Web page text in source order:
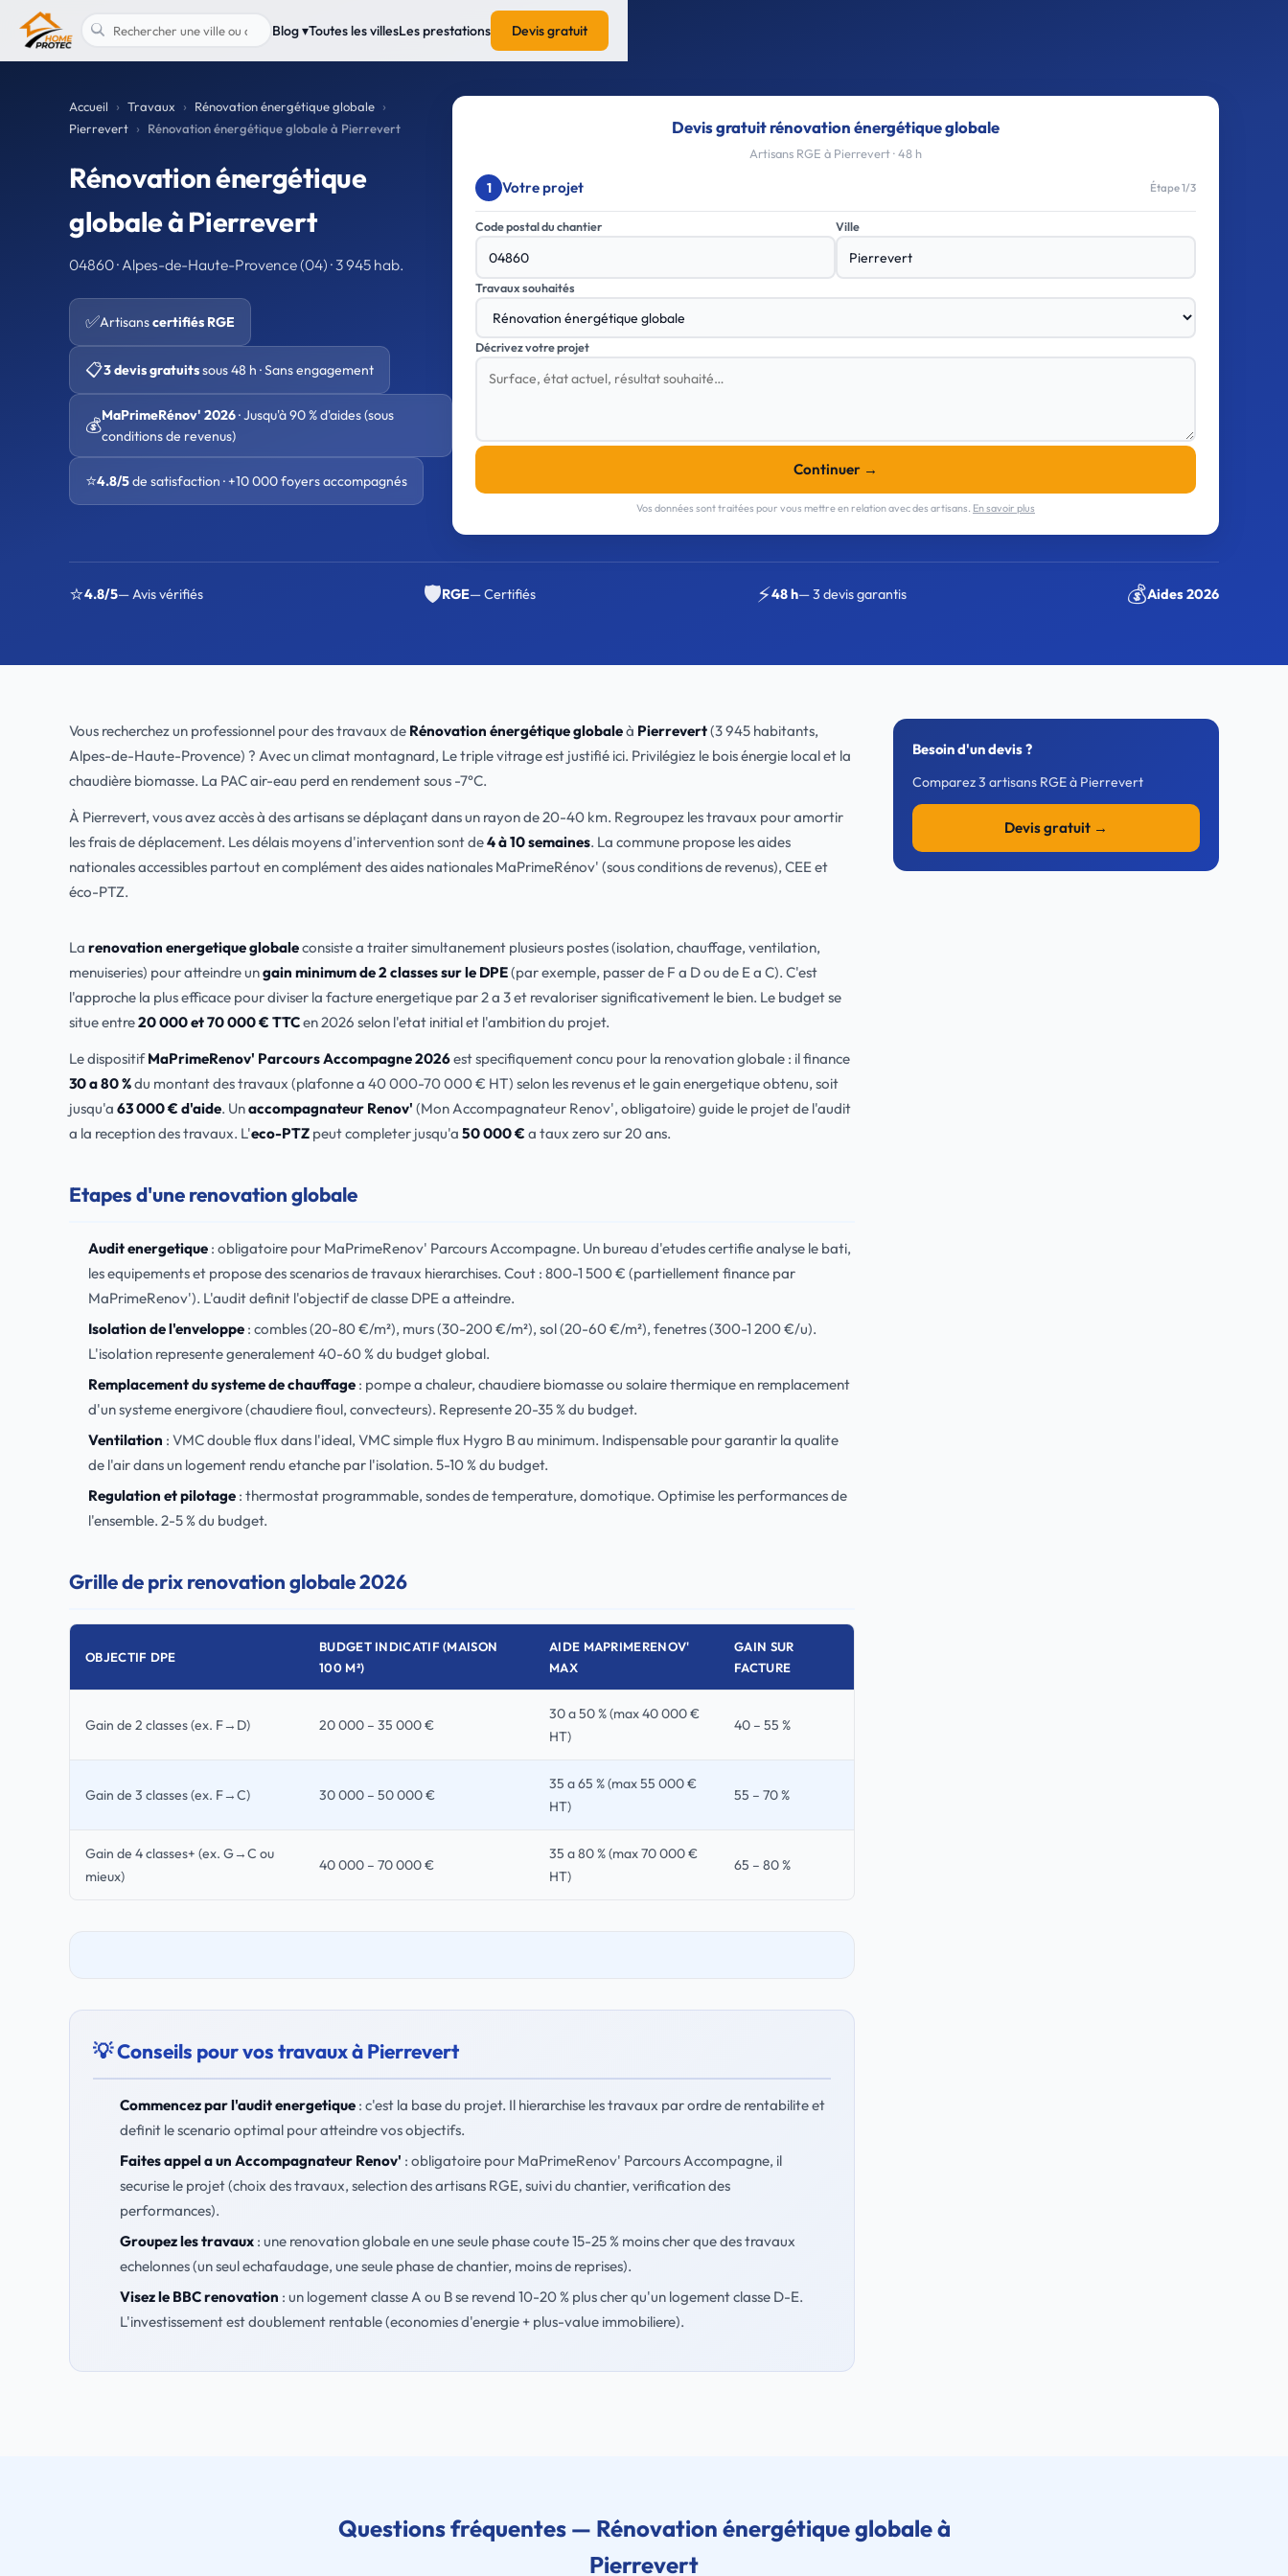
Blog ▾Toutes les villesLes prestations Devis gratuit
Accueil Travaux
Rénovation énergétique globale
Pierrevert
Rénovation énergétique globale à Pierrevert
Rénovation énergétique
globale à Pierrevert
04860 · Alpes-de-Haute-Provence (04) · 3 945 hab.
✅Artisanscertifiés RGE
📋3 devis gratuitssous 48 h · Sans engagement
💰MaPrimeRénov' 2026· Jusqu'à 90 % d'aides (sous
conditions de revenus)
⭐4.8/5de satisfaction · +10 000 foyers accompagnés
Devis gratuit rénovation énergétique globale
Artisans RGE à Pierrevert · 48 h
1 Votre projet Étape 1/3
Code postal du chantier Ville
Travaux souhaités
Décrivez votre projet
Continuer →
Vos données sont traitées pour vous mettre en relation avec des artisans. En savoir plus
⭐4.8/5— Avis vérifiés 🛡️RGE— Certifiés ⚡48 h— 3 devis garantis 💰Aides 2026
Vous recherchez un professionnel pour des travaux de Rénovation énergétique globaleà Pierrevert(3 945 habitants,
Alpes-de-Haute-Provence) ? Avec un climat montagnard, Le triple vitrage est justifié ici. Privilégiez le bois énergie local et la
chaudière biomasse. La PAC air-eau perd en rendement sous -7°C.
À Pierrevert, vous avez accès à des artisans se déplaçant dans un rayon de 20-40 km. Regroupez les travaux pour amortir
les frais de déplacement. Les délais moyens d'intervention sont de4 à 10 semaines. La commune propose les aides
nationales accessibles partout en complément des aides nationales MaPrimeRénov' (sous conditions de revenus), CEE et
éco-PTZ.
La renovation energetique globaleconsiste a traiter simultanement plusieurs postes (isolation, chauffage, ventilation,
menuiseries) pour atteindre ungain minimum de 2 classes sur le DPE(par exemple, passer de F a D ou de E a C). C'est
l'approche la plus efficace pour diviser la facture energetique par 2 a 3 et revaloriser significativement le bien. Le budget se
situe entre20 000 et 70 000 € TTCen 2026 selon l'etat initial et l'ambition du projet.
Le dispositifMaPrimeRenov' Parcours Accompagne 2026est specifiquement concu pour la renovation globale : il finance
30 a 80 %du montant des travaux (plafonne a 40 000-70 000 € HT) selon les revenus et le gain energetique obtenu, soit
jusqu'a 63 000 € d'aide. Unaccompagnateur Renov' (Mon Accompagnateur Renov', obligatoire) guide le projet de l'audit
a la reception des travaux. L'eco-PTZ peut completer jusqu'a 50 000 € a taux zero sur 20 ans.
Etapes d'une renovation globale
Audit energetique: obligatoire pour MaPrimeRenov' Parcours Accompagne. Un bureau d'etudes certifie analyse le bati,
les equipements et propose des scenarios de travaux hierarchises. Cout : 800-1 500 € (partiellement finance par
MaPrimeRenov'). L'audit definit l'objectif de classe DPE a atteindre.
Isolation de l'enveloppe: combles (20-80 €/m²), murs (30-200 €/m²), sol (20-60 €/m²), fenetres (300-1 200 €/u).
L'isolation represente generalement 40-60 % du budget global.
Remplacement du systeme de chauffage: pompe a chaleur, chaudiere biomasse ou solaire thermique en remplacement
d'un systeme energivore (chaudiere fioul, convecteurs). Represente 20-35 % du budget.
Ventilation : VMC double flux dans l'ideal, VMC simple flux Hygro B au minimum. Indispensable pour garantir la qualite
de l'air dans un logement rendu etanche par l'isolation. 5-10 % du budget.
Regulation et pilotage: thermostat programmable, sondes de temperature, domotique. Optimise les performances de
l'ensemble. 2-5 % du budget.
Grille de prix renovation globale 2026
OBJECTIF DPE
BUDGET INDICATIF (MAISON
100 M²)
AIDE MAPRIMERENOV'
MAX
GAIN SUR
FACTURE
Gain de 2 classes (ex. F→D) 20 000 – 35 000 €
30 a 50 % (max 40 000 €
HT)
40 – 55 %
Gain de 3 classes (ex. F→C) 30 000 – 50 000 €
35 a 65 % (max 55 000 €
HT)
55 – 70 %
Gain de 4 classes+ (ex. G→C ou
mieux)
40 000 – 70 000 €
35 a 80 % (max 70 000 €
HT)
65 – 80 %
💡 Conseils pour vos travaux à Pierrevert
Commencez par l'audit energetique: c'est la base du projet. Il hierarchise les travaux par ordre de rentabilite et
definit le scenario optimal pour atteindre vos objectifs.
Faites appel a un Accompagnateur Renov' : obligatoire pour MaPrimeRenov' Parcours Accompagne, il
securise le projet (choix des travaux, selection des artisans RGE, suivi du chantier, verification des
performances).
Groupez les travaux: une renovation globale en une seule phase coute 15-25 % moins cher que des travaux
echelonnes (un seul echafaudage, une seule phase de chantier, moins de reprises).
Visez le BBC renovation : un logement classe A ou B se revend 10-20 % plus cher qu'un logement classe D-E.
L'investissement est doublement rentable (economies d'energie + plus-value immobiliere).
Besoin d'un devis ?
Comparez 3 artisans RGE à Pierrevert
Devis gratuit →
Questions fréquentes — Rénovation énergétique globale à
Pierrevert